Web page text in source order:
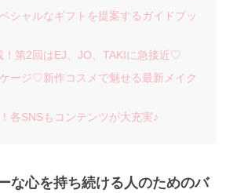
シャルなギフトを提案するガイドブッ
！第2回はEJ、JO、TAKIに急接近♡
ージ♡新作コスメで魅せる最新メイク
各SNSもコンテンツが大充実♪
な心を持ち続ける人のためのバ